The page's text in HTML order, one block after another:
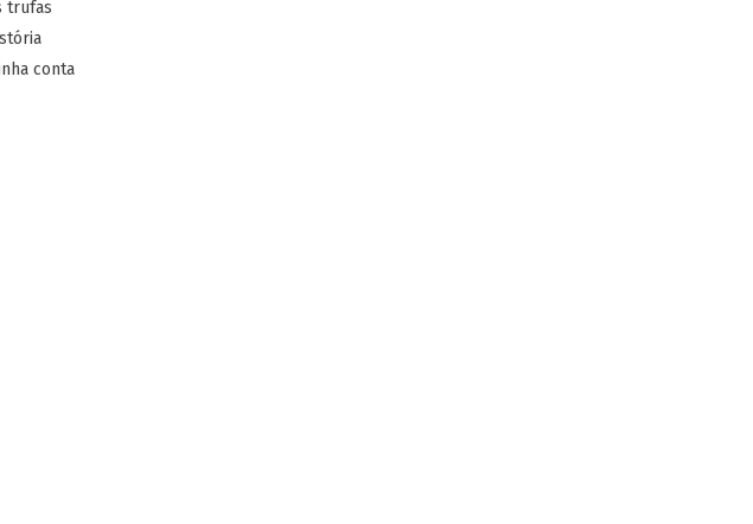
trufas
conta